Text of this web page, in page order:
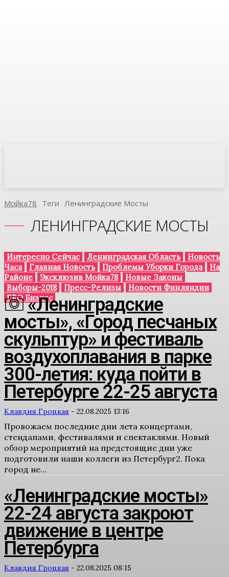
Мойка78 Теги Ленинградские Мосты
ЛЕНИНГРАДСКИЕ МОСТЫ
Интересно Сейчас Ленинградская Область
Новость
Часа
Главная Новость Проблемы Уборки Города
На
Районе
Эксклюзив Мойка78
Новые Законы
Выборы-2018
Пресс-Релизы
Новости Финляндии
PRO Бизнес
«Ленинградские
мосты», «Город песчаных
скульптур» и фестиваль
воздухоплавания в парке
300-летия: куда пойти в
Петербурге 22-25 августа
Клавдия Гроцкая - 22.08.2025 13:16
Провожаем последние дни лета концертами,
стендапами, фестивалями и спектаклями. Новый
обзор мероприятий на предстоящие дни уже
подготовили наши коллеги из Петербург2. Пока
город не...
«Ленинградские мосты»
22-24 августа закроют
движение в центре
Петербурга
Клавдия Гроцкая - 22.08.2025 08:15